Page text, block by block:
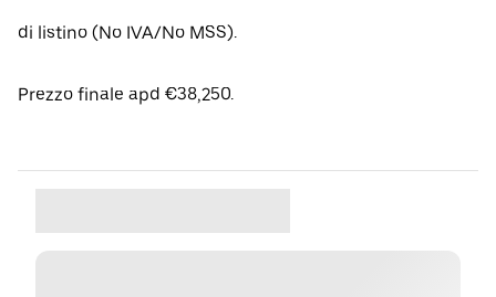
di listino (No IVA/No MSS).
Prezzo finale apd €38,250.